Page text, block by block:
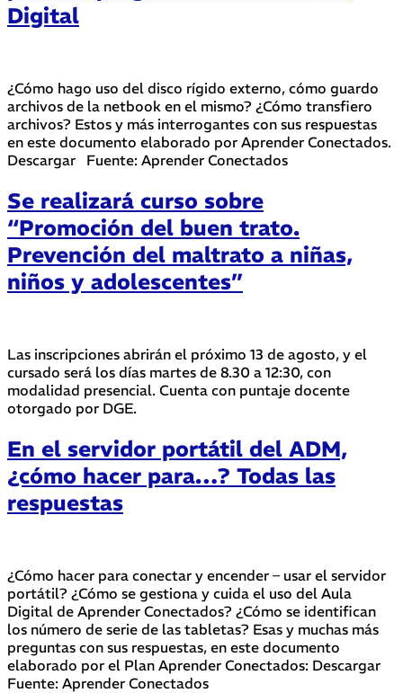
Digital
¿Cómo hago uso del disco rígido externo, cómo guardo
archivos de la netbook en el mismo? ¿Cómo transfiero
archivos? Estos y más interrogantes con sus respuestas
en este documento elaborado por Aprender Conectados.
Descargar Fuente: Aprender Conectados
Se realizará curso sobre
“Promoción del buen trato.
Prevención del maltrato a niñas,
niños y adolescentes”
Las inscripciones abrirán el próximo 13 de agosto, y el
cursado será los días martes de 8.30 a 12:30, con
modalidad presencial. Cuenta con puntaje docente
otorgado por DGE.
En el servidor portátil del ADM,
¿cómo hacer para…? Todas las
respuestas
¿Cómo hacer para conectar y encender – usar el servidor
portátil? ¿Cómo se gestiona y cuida el uso del Aula
Digital de Aprender Conectados? ¿Cómo se identifican
los número de serie de las tabletas? Esas y muchas más
preguntas con sus respuestas, en este documento
elaborado por el Plan Aprender Conectados: Descargar
Fuente: Aprender Conectados